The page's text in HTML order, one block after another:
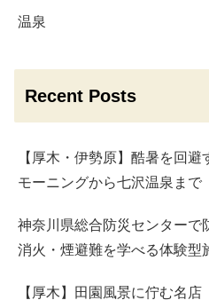
温泉
Recent Posts
【厚木・伊勢原】酷暑を回避
モーニングから七沢温泉まで
神奈川県総合防災センターで
消火・煙避難を学べる体験型
【厚木】田園風景に佇む名